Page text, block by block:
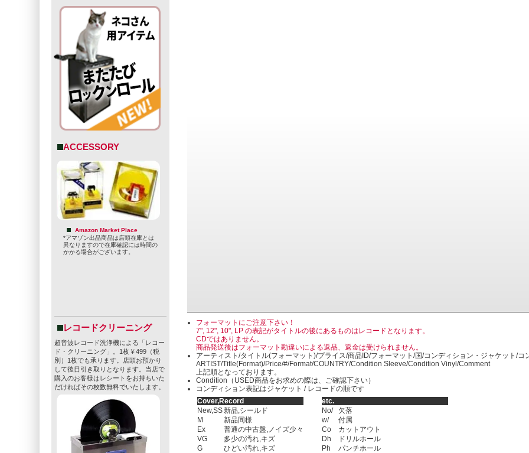
ACCESSORY
Amazon Market Place
*アマゾン出品商品は店頭在庫とは
異なりますので在庫確認には時間の
かかる場合がございます。
レコードクリーニング
超音波レコード洗浄機による「レコー
ド・クリーニング」。1枚￥499（税
別）1枚でも承ります。店頭お預かり
して後日引き取りとなります。当店で
購入のお客様はレシートをお持ちいた
だければその枚数無料でいたします。
フォーマットにご注意下さい！
7", 12", 10", LP の表記がタイトルの後にあるものはレコードとなります。
CDではありません。
商品発送後はフォーマット勘違いによる返品、返金は受けられません。
アーティスト/タイトル(フォーマット)/プライス/商品ID/フォーマット/国/コンディション・ジャケット/コ
ARTIST/Title(Format)/Price/#/Format/COUNTRY/Condition Sleeve/Condition Vinyl/Comment
上記順となっております。
Condition（USED商品をお求めの際は、ご確認下さい）
コンディション表記はジャケット / レコードの順です
Cover,Record
New,SS新品,シールド
M
新品同様
Ex
普通の中古盤,ノイズ少々
VG
多少の汚れ,キズ
G
ひどい汚れ,キズ
etc.
No/
欠落
w/
付属
Co
カットアウト
Dh
ドリルホール
Ph
パンチホール